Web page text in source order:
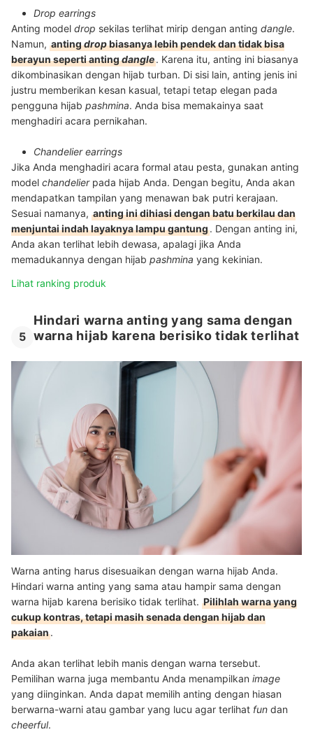
Drop earrings
Anting model drop sekilas terlihat mirip dengan anting dangle.
Namun, antingdropbiasanya lebih pendek dan tidak bisa
berayun seperti antingdangle. Karena itu, anting ini biasanya
dikombinasikan dengan hijab turban. Di sisi lain, anting jenis ini
justru memberikan kesan kasual, tetapi tetap elegan pada
pengguna hijab pashmina. Anda bisa memakainya saat
menghadiri acara pernikahan.
Chandelier earrings
Jika Anda menghadiri acara formal atau pesta, gunakan anting
model chandelierpada hijab Anda. Dengan begitu, Anda akan
mendapatkan tampilan yang menawan bak putri kerajaan.
Sesuai namanya, anting ini dihiasi dengan batu berkilau dan
menjuntai indah layaknya lampu gantung. Dengan anting ini,
Anda akan terlihat lebih dewasa, apalagi jika Anda
memadukannya dengan hijab pashmina yang kekinian.
Lihat ranking produk
5
Hindari warna anting yang sama dengan
warna hijab karena berisiko tidak terlihat
Warna anting harus disesuaikan dengan warna hijab Anda.
Hindari warna anting yang sama atau hampir sama dengan
warna hijab karena berisiko tidak terlihat. Pilihlah warna yang
cukup kontras, tetapi masih senada dengan hijab dan
pakaian.
Anda akan terlihat lebih manis dengan warna tersebut.
Pemilihan warna juga membantu Anda menampilkan image
yang diinginkan. Anda dapat memilih anting dengan hiasan
berwarna-warni atau gambar yang lucu agar terlihat fun dan
cheerful.